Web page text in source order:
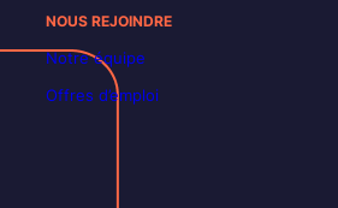
NOUS REJOINDRE
Notre équipe
Offres d’emploi